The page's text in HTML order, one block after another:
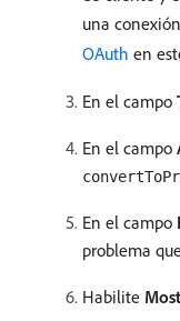
una
OAuth en
En el campo
En el campo
En el campo
problema
Habilite